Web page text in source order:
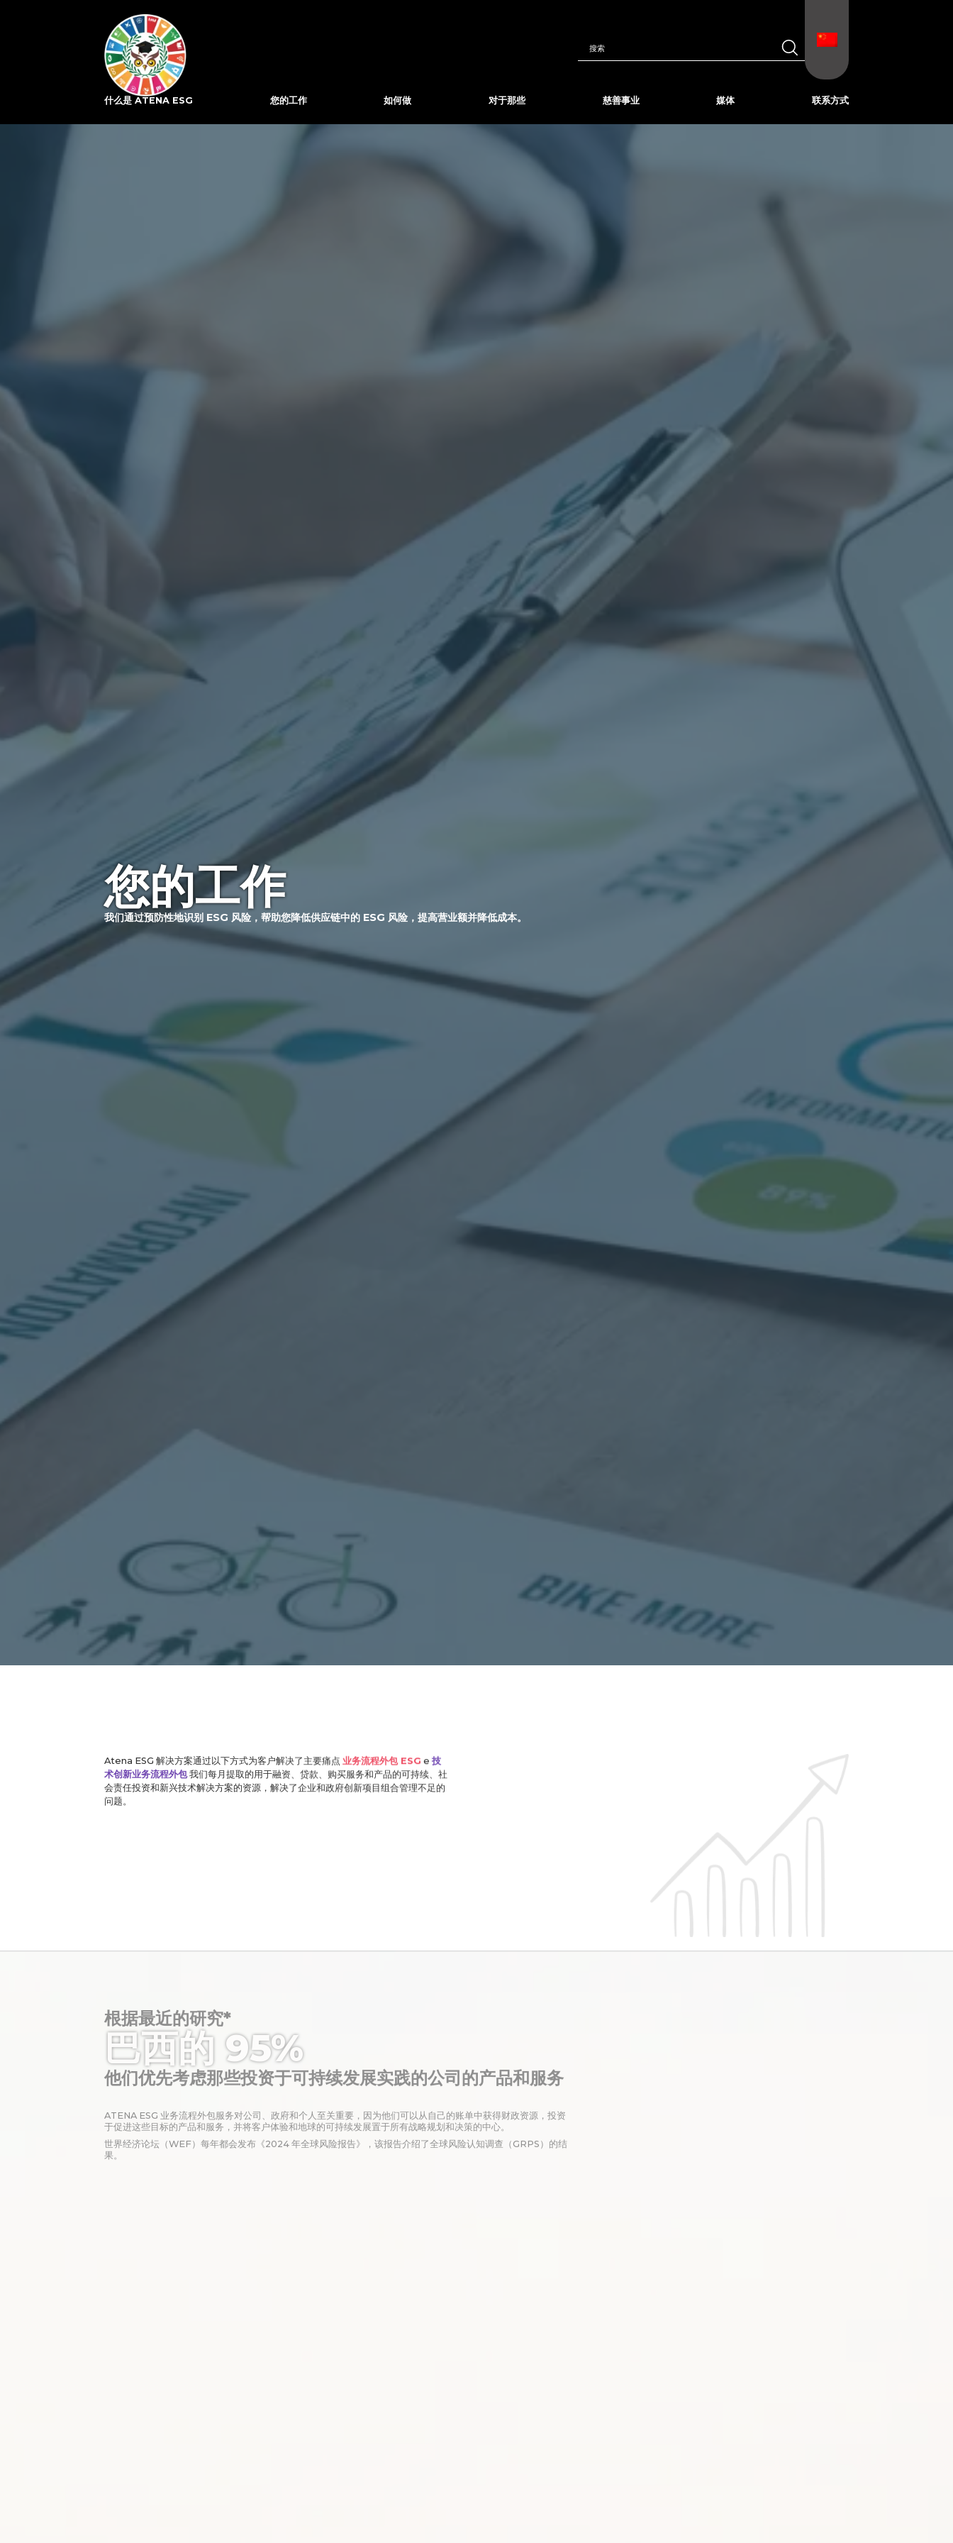
什么是 ATENA ESG 您的工作 如何做 对于那些 慈善事业 媒体 联系方式
您的工作
我们通过预防性地识别 ESG 风险，帮助您降低供应链中的 ESG 风险，提高营业额并降低成本。
Atena ESG 解决方案通过以下方式为客户解决了主要痛点 业务流程外包 ESG e 技
术创新业务流程外包我们每月提取的用于融资、贷款、购买服务和产品的可持续、社
会责任投资和新兴技术解决方案的资源，解决了企业和政府创新项目组合管理不足的
问题。
根据最近的研究*
巴西的 95%
他们优先考虑那些投资于可持续发展实践的公司的产品和服务
ATENA ESG 业务流程外包服务对公司、政府和个人至关重要，因为他们可以从自己的账单中获得财政资源，投资
于促进这些目标的产品和服务，并将客户体验和地球的可持续发展置于所有战略规划和决策的中心。
世界经济论坛（WEF）每年都会发布《2024 年全球风险报告》，该报告介绍了全球风险认知调查（GRPS）的结
果。